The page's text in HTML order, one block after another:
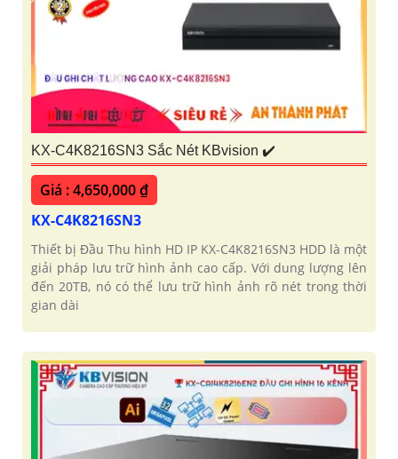
KX-C4K8216SN3 Sắc Nét KBvision ✔️
Giá : 4,650,000 ₫
KX-C4K8216SN3
Thiết bị Đầu Thu hình HD IP KX-C4K8216SN3 HDD là một
giải pháp lưu trữ hình ảnh cao cấp. Với dung lượng lên
đến 20TB, nó có thể lưu trữ hình ảnh rõ nét trong thời
gian dài